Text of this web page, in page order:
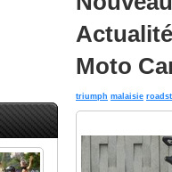
Moto
triumph malaisie